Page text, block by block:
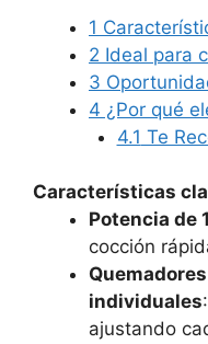
1
2 Ideal para
3
4 ¿Por qué
4.1 Te
Características
Potencia de
cocción
individuales
ajustando